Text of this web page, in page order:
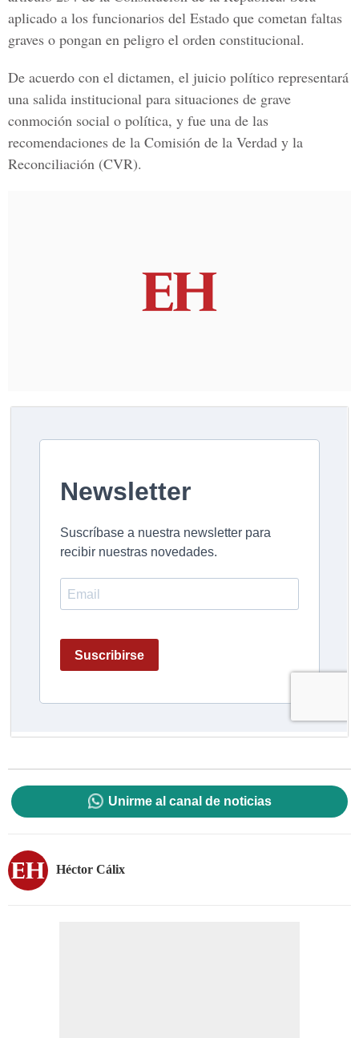
aplicado a los funcionarios del Estado que cometan faltas
graves o pongan en peligro el orden constitucional.
De acuerdo con el dictamen, el juicio político representará
una salida institucional para situaciones de grave
conmoción social o política, y fue una de las
recomendaciones de la Comisión de la Verdad y la
Reconciliación (CVR).
Unirme al canal de noticias
Héctor Cálix